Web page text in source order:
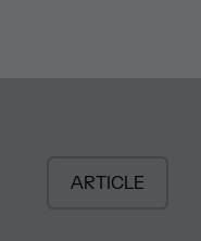
ARTICLE